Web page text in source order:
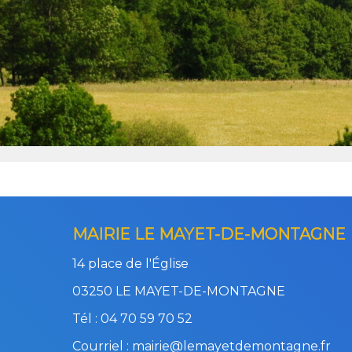
MAIRIE LE MAYET-DE-MONTAGNE
14 place de l'Église
03250 LE MAYET-DE-MONTAGNE
Tél : 04 70 59 70 52
Courriel : mairie@lemayetdemontagne.fr